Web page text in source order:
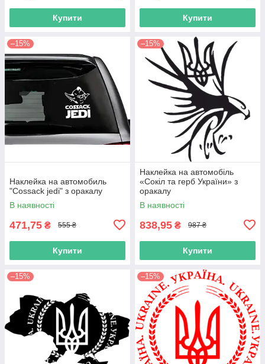
Купити Купити
–15%
Наклейка на автомобиль
"Cossack jedi" з оракалу
В наявності
471,75 ₴ 555 ₴
Купити
–15%
Наклейка на автомобіль
«Сокіл та герб України» з
оракалу
В наявності
838,95 ₴ 987 ₴
Купити
–15% –15%